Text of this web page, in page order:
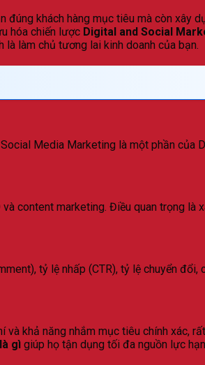
đúng khách hàng mục tiêu mà còn xây
hóa chiến lược Digital and Social
là làm chủ tương lai kinh doanh của bạn.
Media Marketing là một phần của
content marketing. Điều quan trọng là
tỷ lệ nhấp (CTR), tỷ lệ chuyển
khả năng nhắm mục tiêu chính xác,
gì giúp họ tận dụng tối đa nguồn lực